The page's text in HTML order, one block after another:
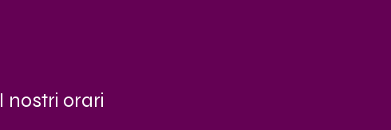
I nostri orari